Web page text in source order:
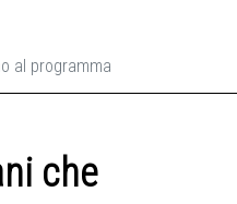
al programma
che